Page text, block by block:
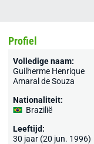
Profiel
Volledige naam:
Guilherme Henrique
Amaral de Souza
Nationaliteit:
Brazilië
Leeftijd:
30 jaar (20 jun. 1996)